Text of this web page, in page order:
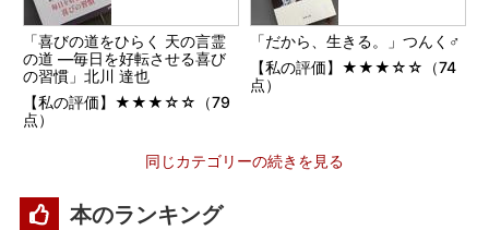
「喜びの道をひらく 天の言霊
の道 ―毎日を好転させる喜び
の習慣」北川 達也
【私の評価】★★★☆☆（79
点）
「だから、生きる。」つんく♂
【私の評価】★★★☆☆（74
点）
同じカテゴリーの続きを見る
本のランキング